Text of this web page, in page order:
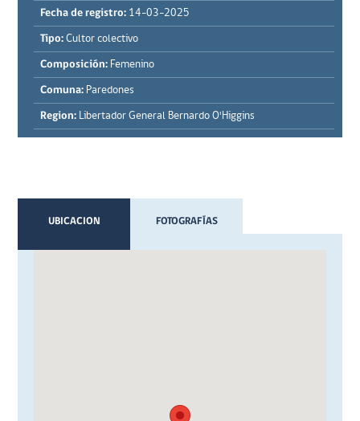
Fecha de registro: 14-03-2025
Tipo: Cultor colectivo
Composición: Femenino
Comuna: Paredones
Region: Libertador General Bernardo O'Higgins
UBICACION FOTOGRAFÍAS